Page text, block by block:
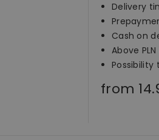
Delivery
Cash on
Above PLN
from